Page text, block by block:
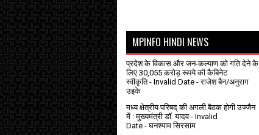
MPINFO HINDI NEWS
प्रदेश के विकास और जन-कल्याण को गति देने के
लिए 30,055 करोड़ रूपये की कैबिनेट
स्वीकृति- Invalid Date - राजेश बैन/अनुराग
उइके
मध्य क्षेत्रीय परिषद् की अगली बैठक होगी उज्जैन
में : मुख्यमंत्री डॉ. यादव- Invalid
Date - घनश्याम सिरसाम